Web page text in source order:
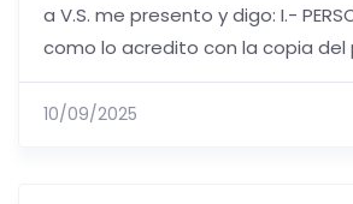
a V.S. me presento y digo: I.-
como lo acredito con la copia del
10/09/2025